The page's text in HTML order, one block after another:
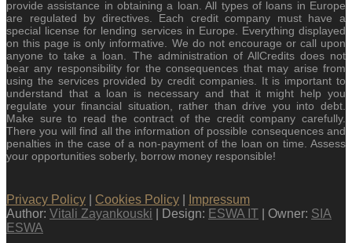
provide assistance in obtaining a loan. All types of loans in Europe
are regulated by directives. Each credit company must have a
special license for lending services in Europe. Everything displayed
on this page is only informative. We do not encourage or call upon
anyone to take a loan. The administration of AllCredits does not
bear any responsibility for the consequences that may arise from
using the services provided by credit companies. It is important to
understand that a loan is necessary and that it might help you
regulate your financial situation, rather than drive you into debt.
Make sure to read the contract of the credit company carefully.
There you will find all the information of possible consequences and
penalties in the case of a non-payment of the loan on time. Assess
your opportunities soberly, borrow money responsible!
Privacy Policy Cookies Policy
Impressum
Author: Vitali Zayankouski | Design: ESWA IT | Owner: SIA
ESWA